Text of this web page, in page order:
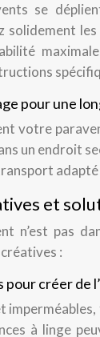
se
solidement
pour une
votre
un endroit
et
n’est pas
:
créer de
à linge